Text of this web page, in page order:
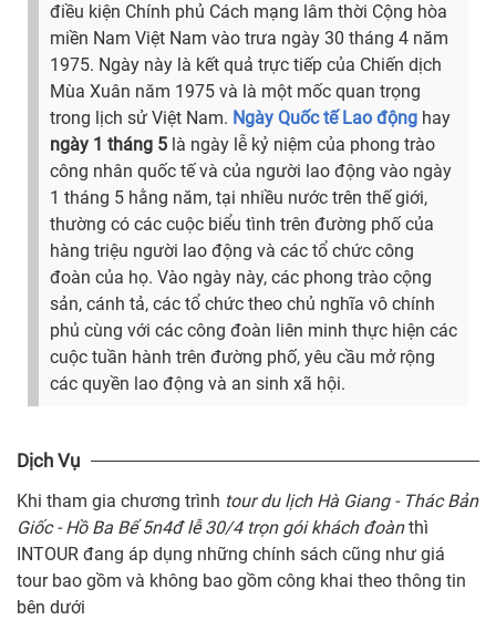
điều kiện Chính phủ Cách mạng lâm thời Cộng hòa
miền Nam Việt Nam vào trưa ngày 30 tháng 4 năm
1975. Ngày này là kết quả trực tiếp của Chiến dịch
Mùa Xuân năm 1975 và là một mốc quan trọng
trong lịch sử Việt Nam. Ngày Quốc tế Lao động hay
ngày 1 tháng 5 là ngày lễ kỷ niệm của phong trào
công nhân quốc tế và của người lao động vào ngày
1 tháng 5 hằng năm, tại nhiều nước trên thế giới,
thường có các cuộc biểu tình trên đường phố của
hàng triệu người lao động và các tổ chức công
đoàn của họ. Vào ngày này, các phong trào cộng
sản, cánh tả, các tổ chức theo chủ nghĩa vô chính
phủ cùng với các công đoàn liên minh thực hiện các
cuộc tuần hành trên đường phố, yêu cầu mở rộng
các quyền lao động và an sinh xã hội.
Dịch Vụ
Khi tham gia chương trình tour du lịch Hà Giang - Thác Bản
Giốc - Hồ Ba Bể 5n4đ lễ 30/4 trọn gói khách đoànthì
INTOUR đang áp dụng những chính sách cũng như giá
tour bao gồm và không bao gồm công khai theo thông tin
bên dưới